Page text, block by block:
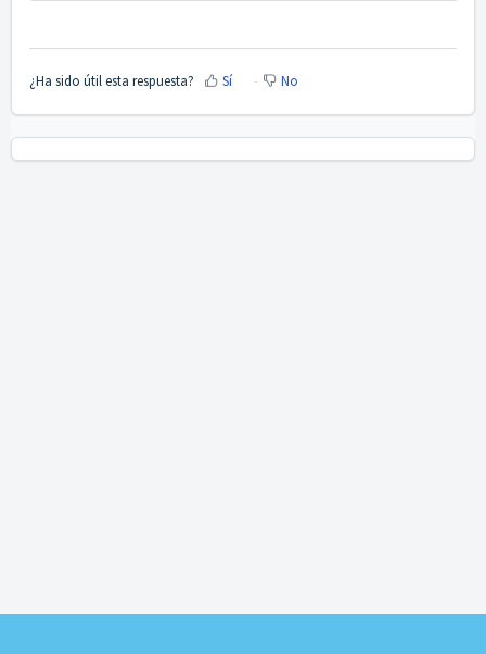
¿Ha sido útil esta respuesta? Sí No